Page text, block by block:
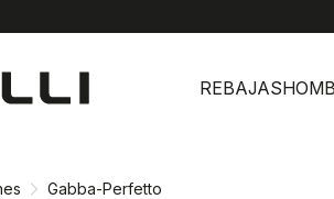
REBAJAS
Gabba-Perfetto